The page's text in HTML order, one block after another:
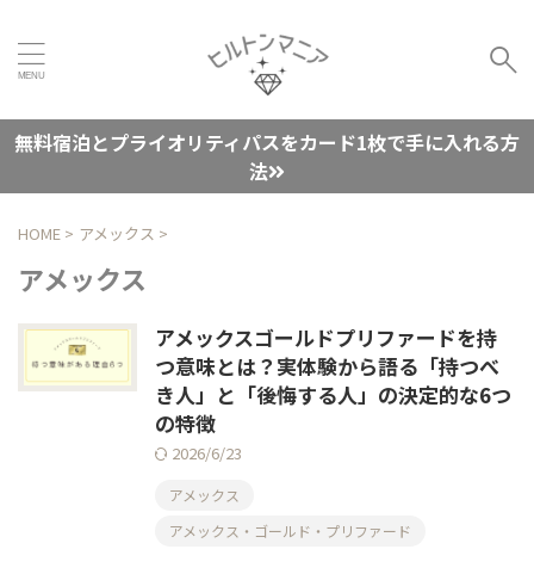
無料宿泊とプライオリティパスをカード1枚で手に入れる方
法
HOME > アメックス >
アメックス
アメックスゴールドプリファードを持
つ意味とは？実体験から語る「持つべ
き人」と「後悔する人」の決定的な6つ
の特徴
2026/6/23
アメックス
アメックス・ゴールド・プリファード